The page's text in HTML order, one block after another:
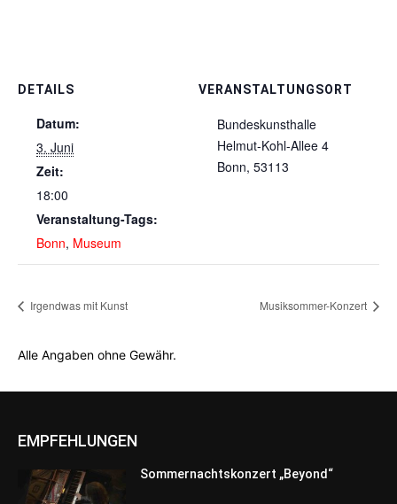
DETAILS
Datum:
3. Juni
Zeit:
18:00
Veranstaltung-Tags:
Bonn, Museum
VERANSTALTUNGSORT
Bundeskunsthalle
Helmut-Kohl-Allee 4
Bonn, 53113
Irgendwas mit Kunst Musiksommer-Konzert
Alle Angaben ohne Gewähr.
EMPFEHLUNGEN
Sommernachtskonzert „Beyond“